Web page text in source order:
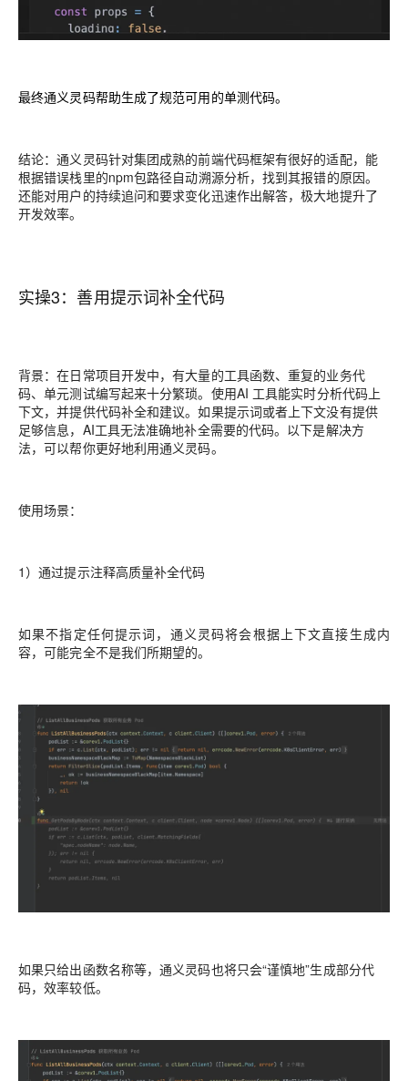
最终通义灵码帮助生成了规范可用的单测代码。
结论：通义灵码针对集团成熟的前端代码框架有很好的适配，能
根据错误栈里的npm包路径自动溯源分析，找到其报错的原因。
还能对用户的持续追问和要求变化迅速作出解答，极大地提升了
开发效率。
实操3：善用提示词补全代码
背景：在日常项目开发中，有大量的工具函数、重复的业务代
码、单元测试编写起来十分繁琐。使用AI 工具能实时分析代码上
下文，并提供代码补全和建议。如果提示词或者上下文没有提供
足够信息，AI工具无法准确地补全需要的代码。以下是解决方
法，可以帮你更好地利用通义灵码。
使用场景：
1）通过提示注释高质量补全代码
如果不指定任何提示词，通义灵码将会根据上下文直接生成内
容，可能完全不是我们所期望的。
如果只给出函数名称等，通义灵码也将只会“谨慎地”生成部分代
码，效率较低。